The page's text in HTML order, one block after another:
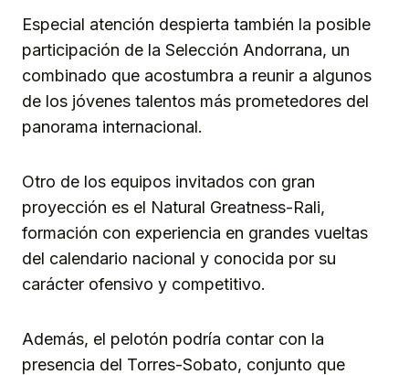
Especial atención despierta también la posible
participación de la Selección Andorrana, un
combinado que acostumbra a reunir a algunos
de los jóvenes talentos más prometedores del
panorama internacional.
Otro de los equipos invitados con gran
proyección es el Natural Greatness-Rali,
formación con experiencia en grandes vueltas
del calendario nacional y conocida por su
carácter ofensivo y competitivo.
Además, el pelotón podría contar con la
presencia del Torres-Sobato, conjunto que